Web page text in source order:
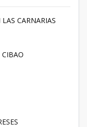
CARNARIAS